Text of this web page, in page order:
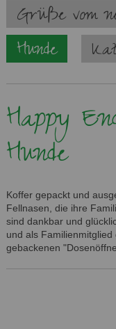
Grüße vom
Hunde
Happy
Hunde
Koffer gepackt und
Fellnasen, die ihre
sind dankbar und
und als
gebackenen